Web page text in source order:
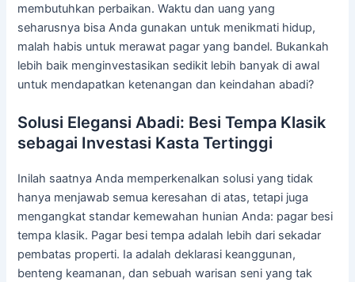
membutuhkan perbaikan. Waktu dan uang yang
seharusnya bisa Anda gunakan untuk menikmati hidup,
malah habis untuk merawat pagar yang bandel. Bukankah
lebih baik menginvestasikan sedikit lebih banyak di awal
untuk mendapatkan ketenangan dan keindahan abadi?
Solusi Elegansi Abadi: Besi Tempa Klasik
sebagai Investasi Kasta Tertinggi
Inilah saatnya Anda memperkenalkan solusi yang tidak
hanya menjawab semua keresahan di atas, tetapi juga
mengangkat standar kemewahan hunian Anda: pagar besi
tempa klasik. Pagar besi tempa adalah lebih dari sekadar
pembatas properti. Ia adalah deklarasi keanggunan,
benteng keamanan, dan sebuah warisan seni yang tak